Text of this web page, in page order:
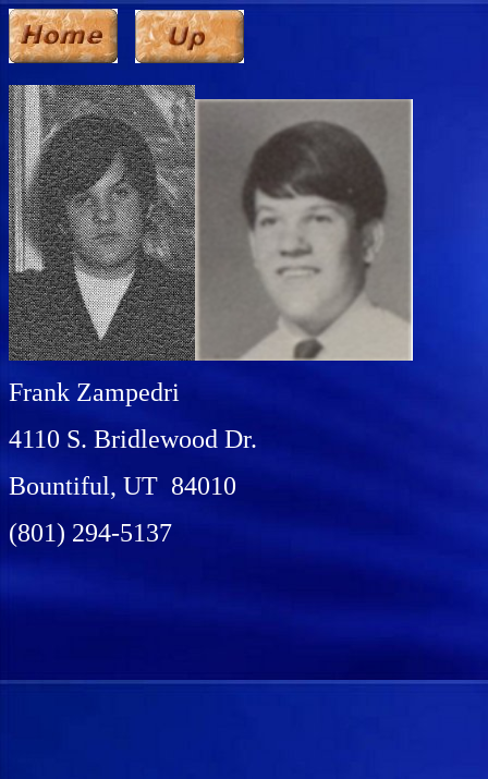
Frank Zampedri
4110 S. Bridlewood Dr.
Bountiful, UT 84010
(801) 294-5137